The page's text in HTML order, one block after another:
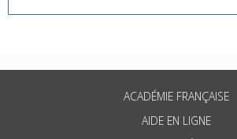
ACADÉMIE FRANÇAISE
AIDE EN LIGNE